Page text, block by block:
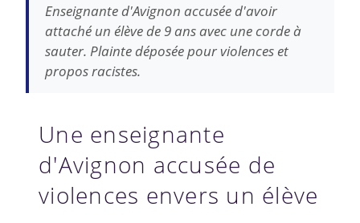
Enseignante d'Avignon accusée d'avoir
attaché un élève de 9 ans avec une corde à
sauter. Plainte déposée pour violences et
propos racistes.
Une enseignante
d'Avignon accusée de
violences envers un élève